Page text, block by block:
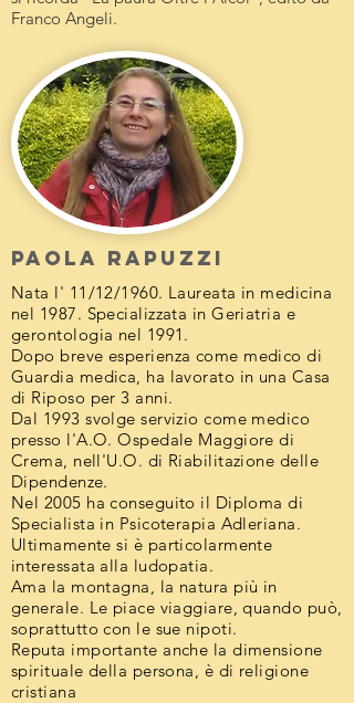
Franco Angeli.
Paola rapuzzi
Nata l' 11/12/1960. Laureata in medicina
nel 1987. Specializzata in Geriatria e
gerontologia nel 1991.
Dopo breve esperienza come medico di
Guardia medica, ha lavorato in una Casa
di Riposo per 3 anni.
Dal 1993 svolge servizio come medico
presso l'A.O. Ospedale Maggiore di
Crema, nell'U.O. di Riabilitazione delle
Dipendenze.
Nel 2005 ha conseguito il Diploma di
Specialista in Psicoterapia Adleriana.
Ultimamente si è particolarmente
interessata alla ludopatia.
Ama la montagna, la natura più in
generale. Le piace viaggiare, quando può,
soprattutto con le sue nipoti.
Reputa importante anche la dimensione
spirituale della persona, è di religione
cristiana